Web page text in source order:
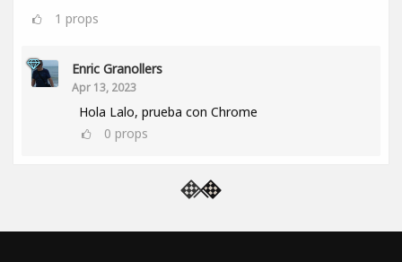
1 props
Enric Granollers
Apr 13, 2023
Hola Lalo, prueba con Chrome
0 props